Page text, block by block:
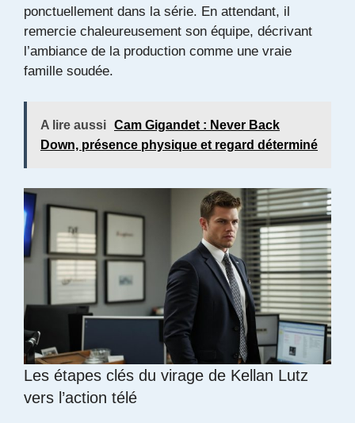
ponctuellement dans la série. En attendant, il
remercie chaleureusement son équipe, décrivant
l’ambiance de la production comme une vraie
famille soudée.
A lire aussi Cam Gigandet : Never Back
Down, présence physique et regard déterminé
Les étapes clés du virage de Kellan Lutz
vers l’action télé